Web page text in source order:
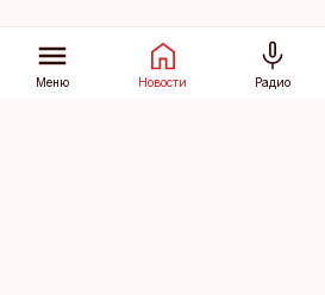
Меню Новости Радио